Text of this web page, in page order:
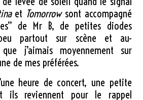
et Tomorrowsont accompagné
de Mr B, de petites diodes
partout sur scène et au-
j’aimais moyennement sur
de mes préférées.
heure de concert, une petite
ils reviennent pour le rappel